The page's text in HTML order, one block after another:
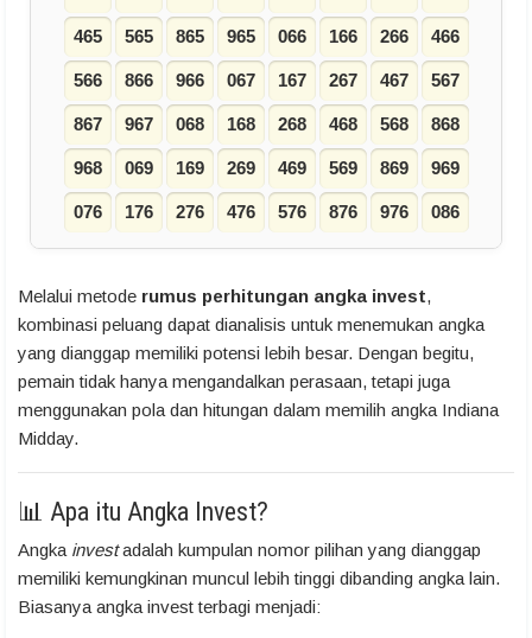
465 565 865 965 066 166 266 466
566 866 966 067 167 267 467 567
867 967 068 168 268 468 568 868
968 069 169 269 469 569 869 969
076 176 276 476 576 876 976 086
Melalui metode rumus perhitungan angka invest,
kombinasi peluang dapat dianalisis untuk menemukan angka
yang dianggap memiliki potensi lebih besar. Dengan begitu,
pemain tidak hanya mengandalkan perasaan, tetapi juga
menggunakan pola dan hitungan dalam memilih angka Indiana
Midday.
📊 Apa itu Angka Invest?
Angka investadalah kumpulan nomor pilihan yang dianggap
memiliki kemungkinan muncul lebih tinggi dibanding angka lain.
Biasanya angka invest terbagi menjadi: